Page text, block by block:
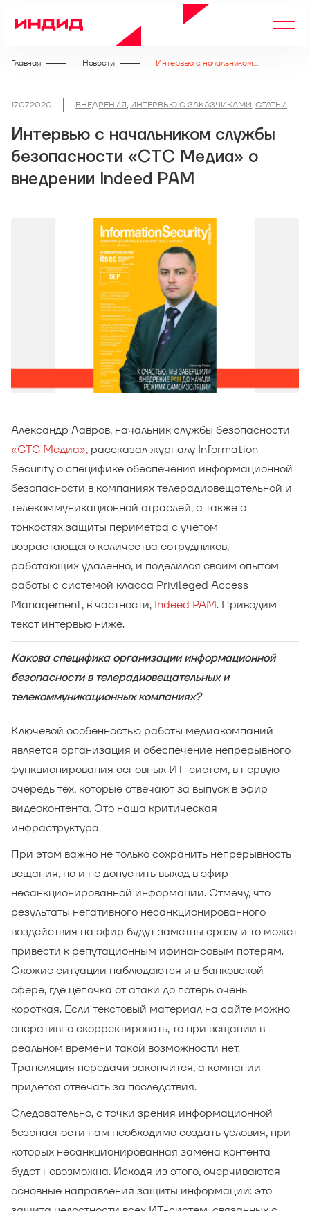
Главная Новости Интервью с начальником службы безопасности «СТС Медиа» о внедрении Indeed PAM
17.07.2020 ВНЕДРЕНИЯ, ИНТЕРВЬЮ С ЗАКАЗЧИКАМИ, СТАТЬИ
Интервью с начальником службы
безопасности «СТС Медиа» о
внедрении Indeed PAM
Александр Лавров, начальник службы безопасности
«СТС Медиа», рассказал журналу Information
Security о специфике обеспечения информационной
безопасности в компаниях телерадиовещательной и
телекоммуникационной отраслей, а также о
тонкостях защиты периметра с учетом
возрастающего количества сотрудников,
работающих удаленно, и поделился своим опытом
работы с системой класса Privileged Access
Management, в частности, Indeed PAM. Приводим
текст интервью ниже.
Какова специфика организации информационной
безопасности в телерадиовещательных и
телекоммуникационных компаниях?
Ключевой особенностью работы медиакомпаний
является организация и обеспечение непрерывного
функционирования основных ИТ-систем, в первую
очередь тех, которые отвечают за выпуск в эфир
видеоконтента. Это наша критическая
инфраструктура.
При этом важно не только сохранить непрерывность
вещания, но и не допустить выход в эфир
несанкционированной информации. Отмечу, что
результаты негативного несанкционированного
воздействия на эфир будут заметны сразу и то может
привести к репутационным ифинансовым потерям.
Схожие ситуации наблюдаются и в банковской
сфере, где цепочка от атаки до потерь очень
короткая. Если текстовый материал на сайте можно
оперативно скорректировать, то при вещании в
реальном времени такой возможности нет.
Трансляция передачи закончится, а компании
придется отвечать за последствия.
Следовательно, с точки зрения информационной
безопасности нам необходимо создать условия, при
которых несанкционированная замена контента
будет невозможна. Исходя из этого, очерчиваются
основные направления защиты информации: это